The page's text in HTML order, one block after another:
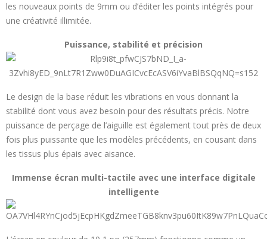
les nouveaux points de 9mm ou d’éditer les points intégrés pour
une créativité illimitée.
Puissance, stabilité et précision
Le design de la base réduit les vibrations en vous donnant la
stabilité dont vous avez besoin pour des résultats précis. Notre
puissance de perçage de l’aiguille est également tout près de deux
fois plus puissante que les modèles précédents, en cousant dans
les tissus plus épais avec aisance.
Immense écran multi-tactile avec une interface digitale
intelligente